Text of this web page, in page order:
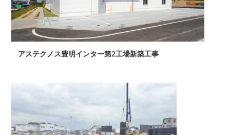
アステクノス豊明インター第2工場新築工事